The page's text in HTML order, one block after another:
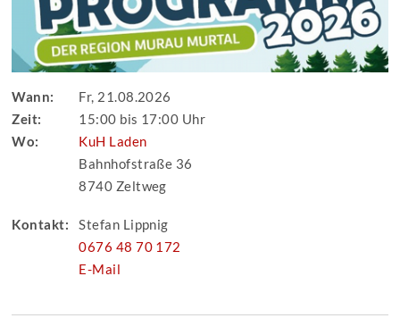
Wann:
Fr, 21.08.2026
Zeit:
15:00 bis 17:00 Uhr
Wo:
KuH Laden
Bahnhofstraße 36
8740 Zeltweg
Kontakt:
Stefan Lippnig
0676 48 70 172
E-Mail